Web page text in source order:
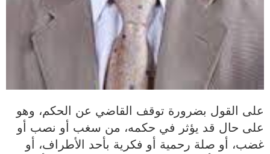
على القول بضرورة توقف القاضي عن الحكم، وهو
على حال قد يؤثر في حكمه، من سغب أو نصب أو
غضب، أو صلة رحمية أو فكرية بأحد الأطراف، أو